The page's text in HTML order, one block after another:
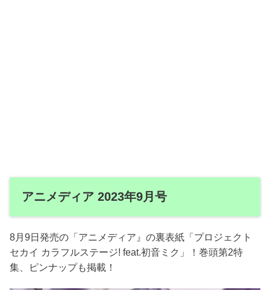
アニメディア 2023年9月号
8月9日発売の「アニメディア』の裏表紙「プロジェクト
セカイ カラフルステージ! feat.初音ミク」！巻頭第2特
集、ピンナップも掲載！